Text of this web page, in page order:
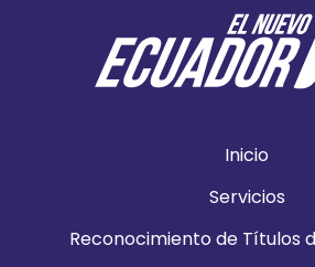
Inicio
Servicios
Reconocimiento de Títulos